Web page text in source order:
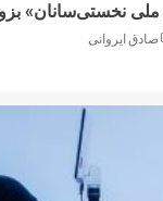
ملی نخستی‌سانان»
صادق ایروانی